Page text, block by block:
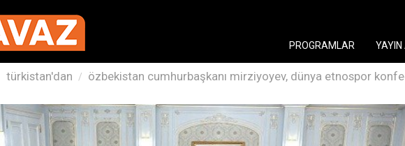
PROGRAMLAR
YAYIN
türkistan'dan özbekistan cumhurbaşkanı mirziyoyev, dünya etnospor